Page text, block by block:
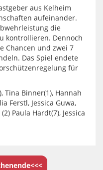
aus Kelheim
aufeinander.
die
kontrollieren. Dennoch
Chancen und zwei 7
Das Spiel endete
für
Tina Binner(1), Hannah
Ferstl, Jessica Guwa,
Paula Hardt(7), Jessica